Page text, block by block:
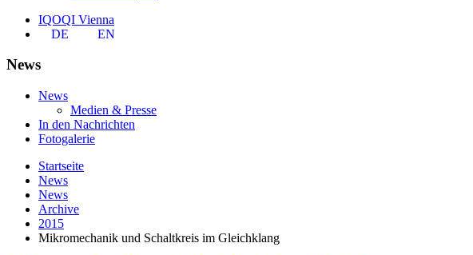
IQOQI Vienna
DE
EN
News
News
Medien & Presse
In den Nachrichten
Fotogalerie
Startseite
News
News
Archive
2015
Mikromechanik und Schaltkreis im Gleichklang